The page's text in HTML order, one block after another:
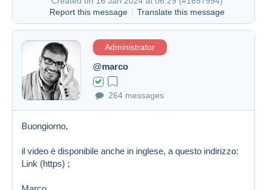
Report this message
Translate this message
Administrator
@marco
264 messages
Buongiorno,
il video è disponibile anche in inglese, a questo indirizzo:
Link (https) ;